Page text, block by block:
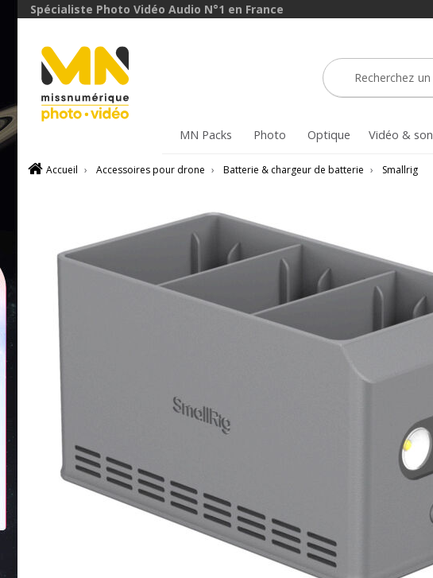
Spécialiste Photo Vidéo Audio N°1 en France
MN Packs Photo Optique Vidéo & son
Accueil › Accessoires pour drone › Batterie & chargeur de batterie › Smallrig